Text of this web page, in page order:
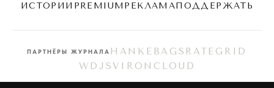
ИСТОРИИ PREMIUM РЕКЛАМАПОДДЕРЖАТЬ
ПАРТНЁРЫ ЖУРНАЛА HANKEBAGS RATEGRID
WDJS VIRONCLOUD